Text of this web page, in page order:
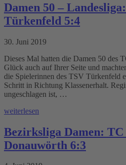
Damen 50 –
Türkenfeld 5:4
30. Juni 2019
Dieses Mal hatten die Damen 50 des
Glück auch auf Ihrer Seite und
die Spielerinnen des TSV Türkenfeld
Schritt in Richtung Klassenerhalt.
ungeschlagen ist, …
weiterlesen
Bezirksliga Damen: TC
Donauwörth 6:3